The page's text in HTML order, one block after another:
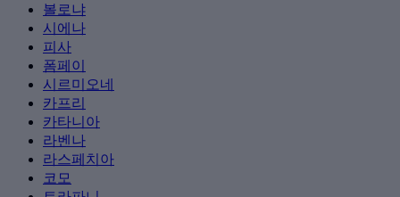
볼로냐
시에나
피사
폼페이
시르미오네
카프리
카타니아
라벤나
라스페치아
코모